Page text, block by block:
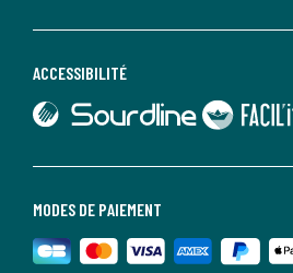
MODES DE PAIEMENT
ACCESSIBILITÉ
lien vers Sourdline
lien vers Faciliti